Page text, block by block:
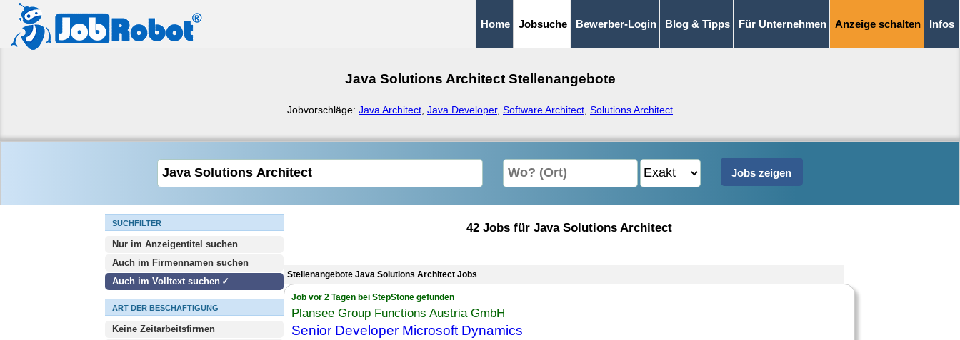
Home Jobsuche Bewerber-Login Blog & Tipps Für Unternehmen Anzeige schalten Infos
Java Solutions Architect Stellenangebote
Jobvorschläge: Java Architect Java Developer, Software Architect Solutions Architect
SUCHFILTER
Nur im Anzeigentitel suchen
Auch im Firmennamen suchen
Auch im Volltext suchen
ART DER BESCHÄFTIGUNG
Keine Zeitarbeitsfirmen
42 Jobs für Java Solutions Architect
Stellenangebote Java Solutions Architect Jobs
Job vor 2 Tagen bei StepStone gefunden
Plansee Group Functions Austria GmbH
Senior Developer Microsoft Dynamics